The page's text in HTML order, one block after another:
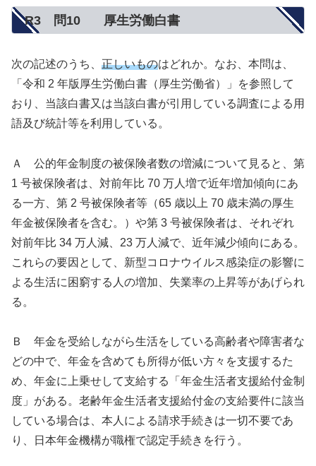
R3 問10 厚生労働白書
次の記述のうち、 正しいものはどれか。なお、本問は、
「令和 2 年版厚生労働白書（厚生労働省）」を参照して
おり、当該白書又は当該白書が引用している調査による用
語及び統計等を利用している。
Ａ 公的年金制度の被保険者数の増減について見ると、第
1 号被保険者は、対前年比 70 万人増で近年増加傾向にあ
る一方、第 2 号被保険者等（65 歳以上 70 歳未満の厚生
年金被保険者を含む。）や第 3 号被保険者は、それぞれ
対前年比 34 万人減、23 万人減で、近年減少傾向にある。
これらの要因として、新型コロナウイルス感染症の影響に
よる生活に困窮する人の増加、失業率の上昇等があげられ
る。
Ｂ 年金を受給しながら生活をしている高齢者や障害者な
どの中で、年金を含めても所得が低い方々を支援するた
め、年金に上乗せして支給する「年金生活者支援給付金制
度」がある。老齢年金生活者支援給付金の支給要件に該当
している場合は、本人による請求手続きは一切不要であ
り、日本年金機構が職権で認定手続きを行う。